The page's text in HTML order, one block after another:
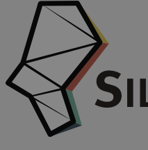
Niezbędne pliki cookie
podstawowych
logowanie
niezbędnych plików
ze strony internetowej.
Nazwa